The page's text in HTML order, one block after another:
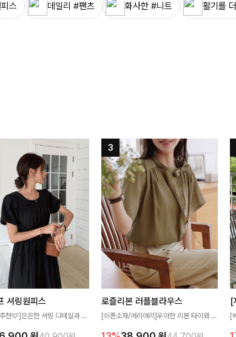
스 데일리 #팬츠 화사한 #니트 활기를
셔링원피스
천🩷]은은한 셔링 디테일과 퍼
로즐리본 러플블라우스
[쉬폰소재/여리여리]우아한 리본 타이와 자
[